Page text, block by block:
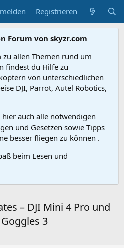
Registrieren
Forum von skyzr.com
allen Themen rund um
findest du Hilfe zu
von unterschiedlichen
DJI, Parrot, Autel Robotics,
auch alle notwendigen
und Gesetzen sowie Tipps
besser fliegen zu können .
beim Lesen und
– DJI Mini 4 Pro und
3